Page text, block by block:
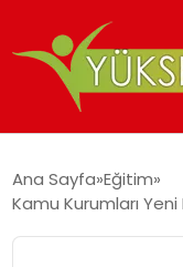
MALIYETLERINI
Ana Sayfa Eğitim
Kamu Kurumları